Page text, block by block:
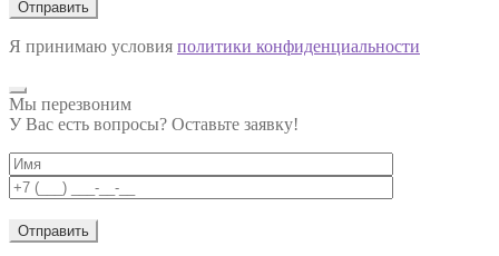
Я принимаю условия политики конфиденциальности
Мы перезвоним
У Вас есть вопросы? Оставьте заявку!